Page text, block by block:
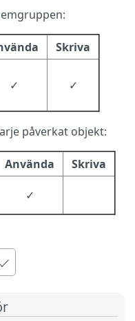
Skriva
✓ ✓
påverkat objekt:
Använda
Skriva
✓